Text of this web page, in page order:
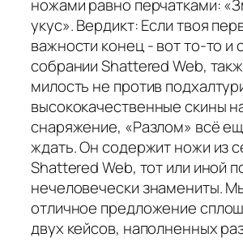
ножами равно перчатками:
укус». Вердикт: Если твоя
важности конец - вот то-то и
собрании Shattered Web,
милость не против
высококачественные скины
снаряжение, «Разлом» всё
ждать. Он содержит ножи из
Shattered Web, тот или иной
нечеловечески знамениты.
отличное предложение
двух кейсов, наполненных